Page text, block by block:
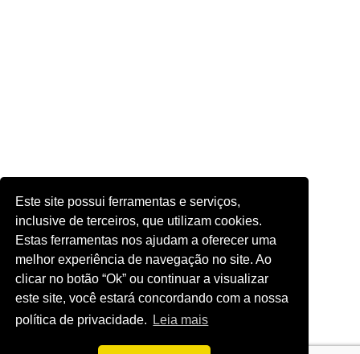
Este site possui ferramentas e serviços,
inclusive de terceiros, que utilizam cookies.
Estas ferramentas nos ajudam a oferecer uma
melhor experiência de navegação no site. Ao
clicar no botão “Ok” ou continuar a visualizar
este site, você estará concordando com a nossa
política de privacidade.
Leia mais